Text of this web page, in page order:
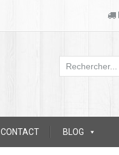
CONTACT BLOG